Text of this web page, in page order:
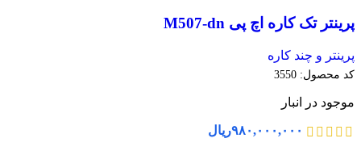
پرینتر تک کاره اچ پی M507-dn
پرینتر و چند کاره
کد محصول: 3550
موجود در انبار
۹۸۰,۰۰۰,۰۰۰ریال